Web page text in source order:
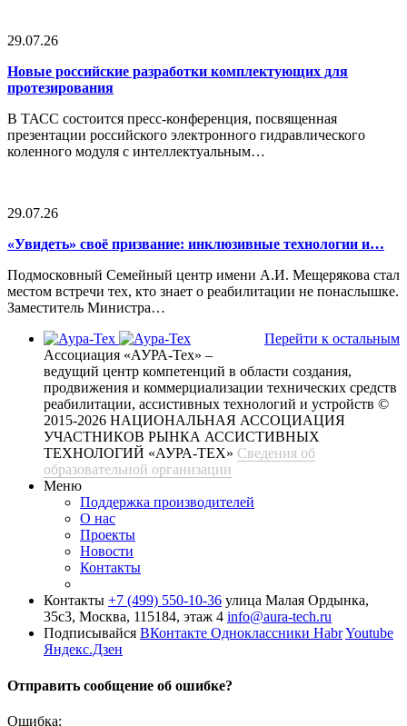
29.07.26
Новые российские разработки комплектующих для
протезирования
В ТАСС состоится пресс-конференция, посвященная
презентации российского электронного гидравлического
коленного модуля с интеллектуальным…
29.07.26
«Увидеть» своё призвание: инклюзивные технологии и…
Подмосковный Семейный центр имени А.И. Мещерякова стал
местом встречи тех, кто знает о реабилитации не понаслышке.
Заместитель Министра…
Перейти к остальным
Ассоциация «АУРА-Тех» –
ведущий центр компетенций в области создания,
продвижения и коммерциализации технических средств
реабилитации, ассистивных технологий и устройств ©
2015-2026 НАЦИОНАЛЬНАЯ АССОЦИАЦИЯ
УЧАСТНИКОВ РЫНКА АССИСТИВНЫХ
ТЕХНОЛОГИЙ «АУРА-ТЕХ» Сведения об
образовательной организации
Меню
Поддержка производителей
О нас
Проекты
Новости
Контакты
Контакты +7 (499) 550-10-36 улица Малая Ордынка,
35с3, Москва, 115184, этаж 4 info@aura-tech.ru
Подписывайся ВКонтакте Одноклассники HabrYoutube
Яндекс.Дзен
Отправить сообщение об ошибке?
Ошибка: